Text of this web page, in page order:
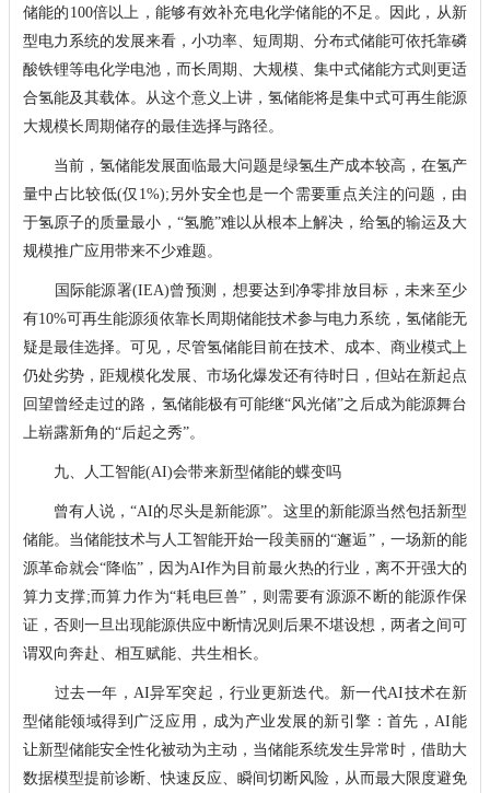
储能的100倍以上，能够有效补充电化学储能的不足。因此，从新
型电力系统的发展来看，小功率、短周期、分布式储能可依托靠磷
酸铁锂等电化学电池，而长周期、大规模、集中式储能方式则更适
合氢能及其载体。从这个意义上讲，氢储能将是集中式可再生能源
大规模长周期储存的最佳选择与路径。
当前，氢储能发展面临最大问题是绿氢生产成本较高，在氢产
量中占比较低(仅1%);另外安全也是一个需要重点关注的问题，由
于氢原子的质量最小，“氢脆”难以从根本上解决，给氢的输运及大
规模推广应用带来不少难题。
国际能源署(IEA)曾预测，想要达到净零排放目标，未来至少
有10%可再生能源须依靠长周期储能技术参与电力系统，氢储能无
疑是最佳选择。可见，尽管氢储能目前在技术、成本、商业模式上
仍处劣势，距规模化发展、市场化爆发还有待时日，但站在新起点
回望曾经走过的路，氢储能极有可能继“风光储”之后成为能源舞台
上崭露新角的“后起之秀”。
九、人工智能(AI)会带来新型储能的蝶变吗
曾有人说，“AI的尽头是新能源”。这里的新能源当然包括新型
储能。当储能技术与人工智能开始一段美丽的“邂逅”，一场新的能
源革命就会“降临”，因为AI作为目前最火热的行业，离不开强大的
算力支撑;而算力作为“耗电巨兽”，则需要有源源不断的能源作保
证，否则一旦出现能源供应中断情况则后果不堪设想，两者之间可
谓双向奔赴、相互赋能、共生相长。
过去一年，AI异军突起，行业更新迭代。新一代AI技术在新
型储能领域得到广泛应用，成为产业发展的新引擎：首先，AI能
让新型储能安全性化被动为主动，当储能系统发生异常时，借助大
数据模型提前诊断、快速反应、瞬间切断风险，从而最大限度避免